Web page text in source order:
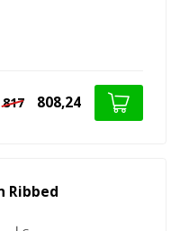
817 808,24
Ribbed